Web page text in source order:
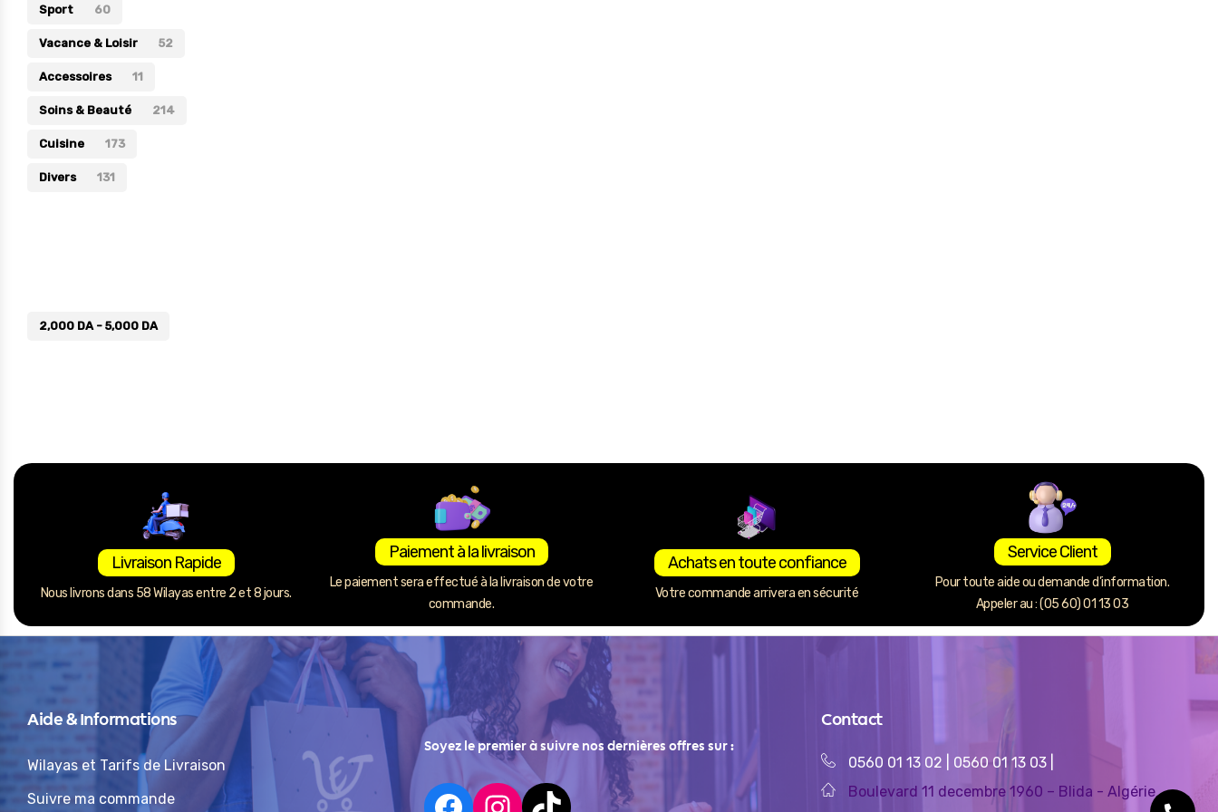
Sport 60
Vacance & Loisir 52
Accessoires 11
Soins & Beauté 214
Cuisine 173
Divers 131
2,000 DA- 5,000 DA
Livraison Rapide
Nous livrons dans 58 Wilayas entre 2 et 8 jours.
Paiement à la livraison
Le paiement sera effectué à la livraison de votre
commande.
Achats en toute confiance
Votre commande arrivera en sécurité
Service Client
Pour toute aide ou demande d’information.
Appeler au : (05 60) 01 13 03
Aide & Informations
Wilayas et Tarifs de Livraison
Suivre ma commande
Soyez le premier à suivre nos dernières offres sur :
Contact
0560 01 13 02 0560 01 13 03
Boulevard 11 decembre 1960 – Blida - Algérie